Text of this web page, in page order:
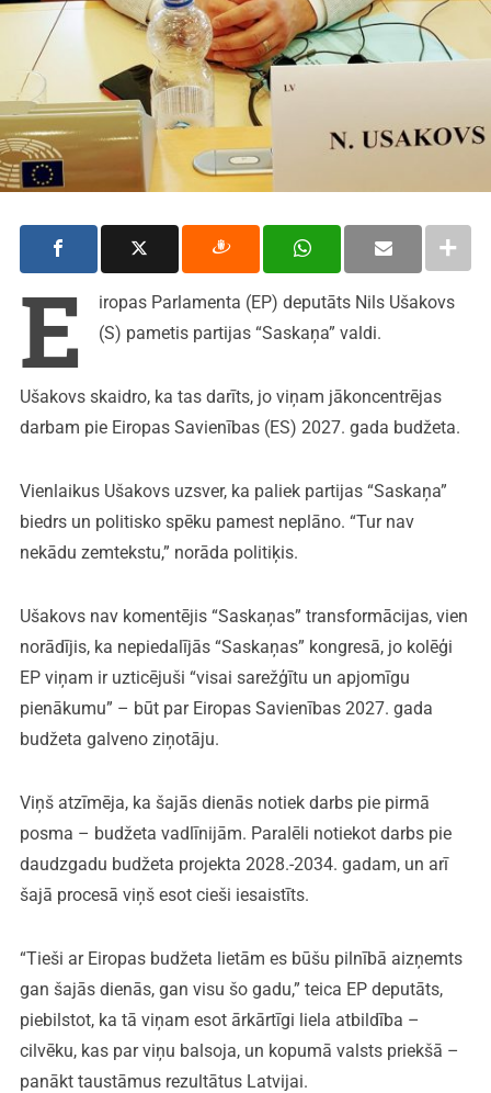
E
iropas Parlamenta (EP) deputāts Nils Ušakovs
(S) pametis partijas “Saskaņa” valdi.
Ušakovs skaidro, ka tas darīts, jo viņam jākoncentrējas
darbam pie Eiropas Savienības (ES) 2027. gada budžeta.
Vienlaikus Ušakovs uzsver, ka paliek partijas “Saskaņa”
biedrs un politisko spēku pamest neplāno. “Tur nav
nekādu zemtekstu,” norāda politiķis.
Ušakovs nav komentējis “Saskaņas” transformācijas, vien
norādījis, ka nepiedalījās “Saskaņas” kongresā, jo kolēģi
EP viņam ir uzticējuši “visai sarežģītu un apjomīgu
pienākumu” – būt par Eiropas Savienības 2027. gada
budžeta galveno ziņotāju.
Viņš atzīmēja, ka šajās dienās notiek darbs pie pirmā
posma – budžeta vadlīnijām. Paralēli notiekot darbs pie
daudzgadu budžeta projekta 2028.-2034. gadam, un arī
šajā procesā viņš esot cieši iesaistīts.
“Tieši ar Eiropas budžeta lietām es būšu pilnībā aizņemts
gan šajās dienās, gan visu šo gadu,” teica EP deputāts,
piebilstot, ka tā viņam esot ārkārtīgi liela atbildība –
cilvēku, kas par viņu balsoja, un kopumā valsts priekšā –
panākt taustāmus rezultātus Latvijai.